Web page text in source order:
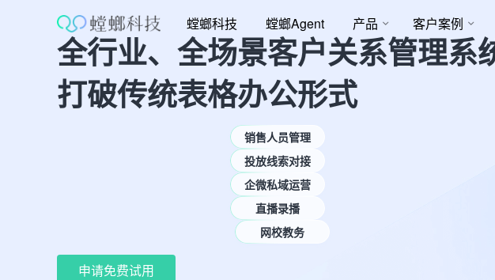
螳螂科技 螳螂Agent 产品 客户案例
全行业、全场景客户关系管理系
打破传统表格办公形式
销售人员管理
投放线索对接
企微私域运营
直播录播
网校教务
申请免费试用